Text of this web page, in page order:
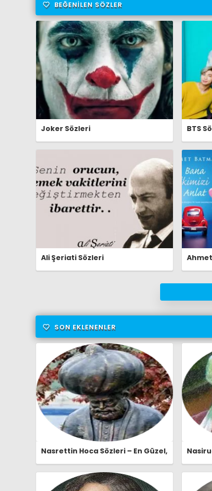
BEĞENILEN SÖZLER
Joker Sözleri BTS
Ali Şeriati Sözleri
SON EKLENENLER
Nasrettin Hoca Sözleri – En Güzel,
Ozlusozler.com